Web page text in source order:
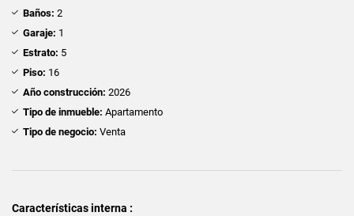
Baños: 2
Garaje: 1
Estrato: 5
Piso: 16
Año construcción: 2026
Tipo de inmueble: Apartamento
Tipo de negocio: Venta
Características interna :